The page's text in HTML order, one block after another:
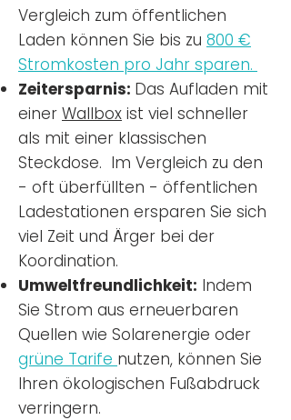
Vergleich zum öffentlichen
Laden können Sie bis zu 800 €
Stromkosten pro Jahr sparen.
Zeitersparnis: Das Aufladen mit
einer Wallbox ist viel schneller
als mit einer klassischen
Steckdose. Im Vergleich zu den
- oft überfüllten - öffentlichen
Ladestationen ersparen Sie sich
viel Zeit und Ärger bei der
Koordination.
Umweltfreundlichkeit: Indem
Sie Strom aus erneuerbaren
Quellen wie Solarenergie oder
grüne Tarife nutzen, können Sie
Ihren ökologischen Fußabdruck
verringern.